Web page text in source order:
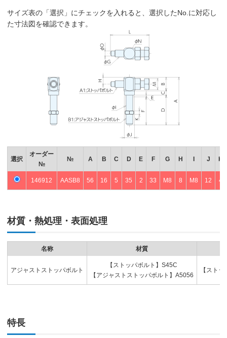
サイズ表の「選択」にチェックを入れると、選択したNo.に対応し
た寸法図を確認できます。
選択
オーダー
№
№ A B C D E F G H J K
146912 AASB8 56 16 5 35 2 33 M8 8 M8 12 4
材質・熱処理・表面処理
名称 材質
アジャストストッパボルト
【ストッパボルト】S45C
【アジャストストッパボルト】A5056
【スト
特長